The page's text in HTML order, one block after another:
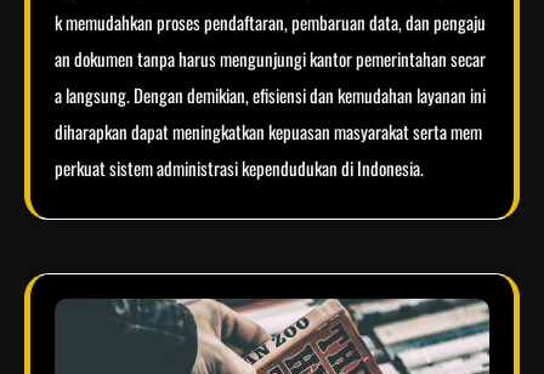
k memudahkan proses pendaftaran, pembaruan data, dan pengaju
an dokumen tanpa harus mengunjungi kantor pemerintahan secar
a langsung. Dengan demikian, efisiensi dan kemudahan layanan ini
diharapkan dapat meningkatkan kepuasan masyarakat serta mem
perkuat sistem administrasi kependudukan di Indonesia.